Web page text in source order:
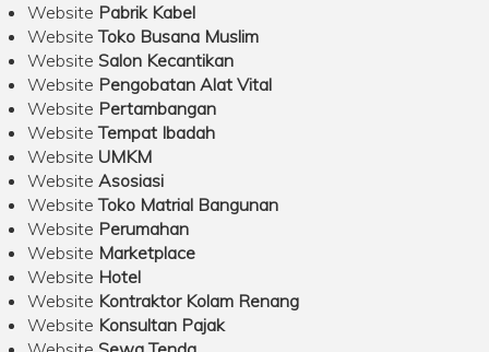
Website Pabrik Kabel
WebsiteToko Busana Muslim
Website Salon Kecantikan
Website Pengobatan Alat Vital
Website Pertambangan
WebsiteTempat Ibadah
Website UMKM
Website Asosiasi
WebsiteToko Matrial Bangunan
Website Perumahan
Website Marketplace
Website Hotel
Website Kontraktor Kolam Renang
Website Konsultan Pajak